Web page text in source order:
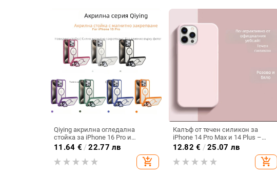
Qiying акрилна огледална
стойка за iPhone 16 Pro и
MagSafe магнитен калъф за
iPhone 14 Pro
11.64 € /22.77 лв
add_shopping_cart
Калъф от течен силикон за
iPhone 14 Pro Max и 14 Plus –
пълна защита и удароустойчив
12.82 € /25.07 лв
add_shopping_cart